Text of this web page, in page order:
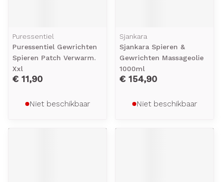
Puressentiel
Puressentiel Gewrichten
Spieren Patch Verwarm.
Xxl
€ 11,90
Niet beschikbaar
Sjankara
Sjankara Spieren &
Gewrichten Massageolie
1000ml
€ 154,90
Niet beschikbaar